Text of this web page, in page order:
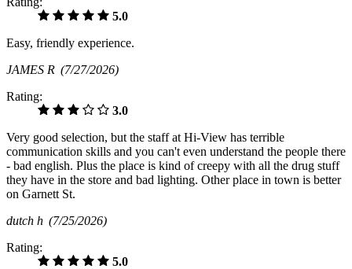
5.0
Easy, friendly experience.
JAMES R (7/27/2026)
Rating:
3.0
Very good selection, but the staff at Hi-View has terrible
communication skills and you can't even understand the people there
- bad english. Plus the place is kind of creepy with all the drug stuff
they have in the store and bad lighting. Other place in town is better
on Garnett St.
dutch h (7/25/2026)
Rating:
5.0